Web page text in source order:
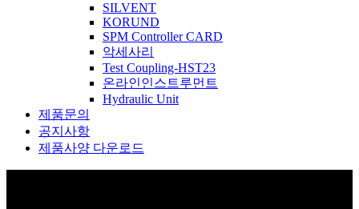
SILVENT
KORUND
SPM Controller CARD
악세사리
Test Coupling-HST23
온라인인스트루먼트
Hydraulic Unit
제품문의
공지사항
제품사양 다운로드